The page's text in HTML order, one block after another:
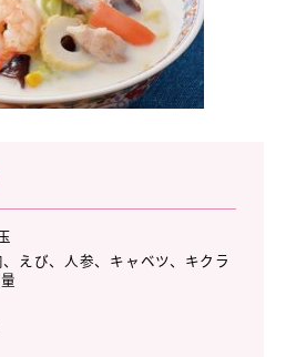
えび、人参、キャベツ、キクラ